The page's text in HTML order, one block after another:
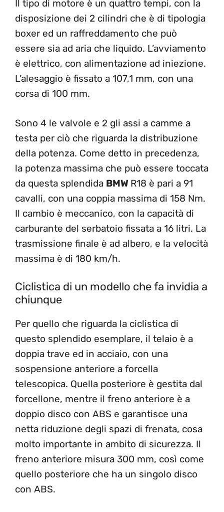
Il tipo di motore è un quattro tempi, con la
disposizione dei 2 cilindri che è di tipologia
boxer ed un raffreddamento che può
essere sia ad aria che liquido. L’avviamento
è elettrico, con alimentazione ad iniezione.
L’alesaggio è fissato a 107,1 mm, con una
corsa di 100 mm.
Sono 4 le valvole e 2 gli assi a camme a
testa per ciò che riguarda la distribuzione
della potenza. Come detto in precedenza,
la potenza massima che può essere toccata
da questa splendida BMW R18 è pari a 91
cavalli, con una coppia massima di 158 Nm.
Il cambio è meccanico, con la capacità di
carburante del serbatoio fissata a 16 litri. La
trasmissione finale è ad albero, e la velocità
massima è di 180 km/h.
Ciclistica di un modello che fa invidia a
chiunque
Per quello che riguarda la ciclistica di
questo splendido esemplare, il telaio è a
doppia trave ed in acciaio, con una
sospensione anteriore a forcella
telescopica. Quella posteriore è gestita dal
forcellone, mentre il freno anteriore è a
doppio disco con ABS e garantisce una
netta riduzione degli spazi di frenata, cosa
molto importante in ambito di sicurezza. Il
freno anteriore misura 300 mm, così come
quello posteriore che ha un singolo disco
con ABS.